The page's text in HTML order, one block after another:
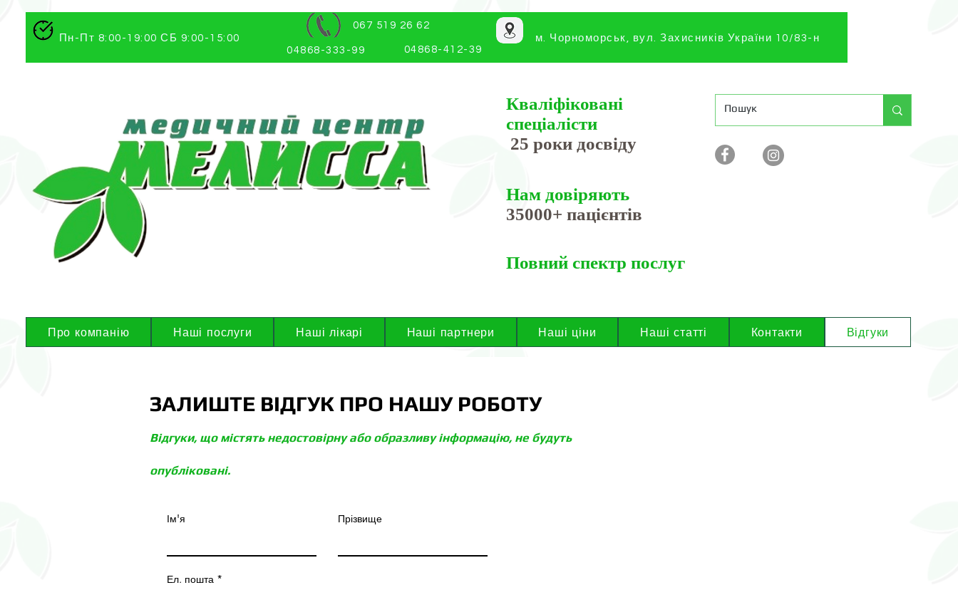
Пн-Пт 8:00-19:00 СБ 9:00-15:00
067 519 26 62
04868-333-99 04868-412-39
м. Чорноморськ, вул. Захисників України 10/83-н
Кваліфіковані
спеціалісти
25 роки досвіду
Нам довіряють
35000+ пацієнтів
Повний спектр послуг
Про компанію Наші послуги Наші лікарі Наші партнери Наші ціни Наші статті Контакти Відгуки
ЗАЛИШТЕ ВІДГУК ПРО НАШУ РОБОТУ
Відгуки, що містять недостовірну або образливу інформацію, не будуть
опубліковані.
Ім'я Прізвище
Ел. пошта